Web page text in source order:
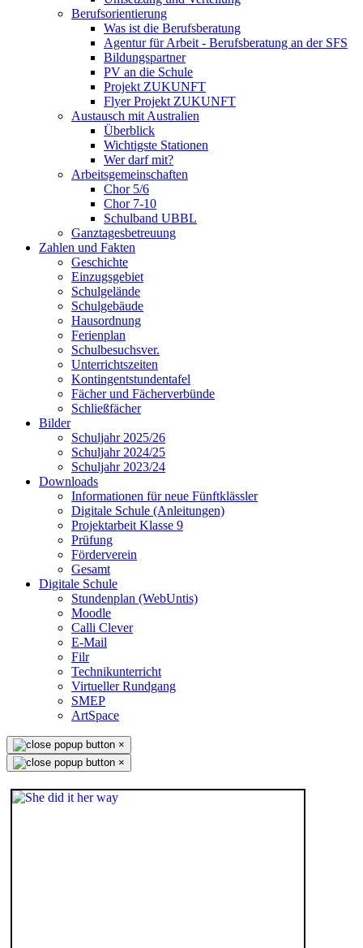
Berufsorientierung
Was ist die Berufsberatung
Agentur für Arbeit - Berufsberatung an der SFS
Bildungspartner
PV an die Schule
Projekt ZUKUNFT
Flyer Projekt ZUKUNFT
Austausch mit Australien
Überblick
Wichtigste Stationen
Wer darf mit?
Arbeitsgemeinschaften
Chor 5/6
Chor 7-10
Schulband UBBL
Ganztagesbetreuung
Zahlen und Fakten
Geschichte
Einzugsgebiet
Schulgelände
Schulgebäude
Hausordnung
Ferienplan
Schulbesuchsver.
Unterrichtszeiten
Kontingentstundentafel
Fächer und Fächerverbünde
Schließfächer
Bilder
Schuljahr 2025/26
Schuljahr 2024/25
Schuljahr 2023/24
Downloads
Informationen für neue Fünftklässler
Digitale Schule (Anleitungen)
Projektarbeit Klasse 9
Prüfung
Förderverein
Gesamt
Digitale Schule
Stundenplan (WebUntis)
Moodle
Calli Clever
E-Mail
Filr
Technikunterricht
Virtueller Rundgang
SMEP
ArtSpace
×
×